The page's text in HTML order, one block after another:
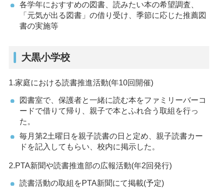
各学年におすすめの図書、読みたい本の希望調査、
「元気が出る図書」の借り受け、季節に応じた推薦図
書の実施等
大黒小学校
1.家庭における読書推進活動(年10回開催)
図書室で、保護者と一緒に読む本をファミリーバーコ
ードで借りて帰り、親子で本とふれ合う取組を行っ
た。
毎月第2土曜日を親子読書の日と定め、親子読書カー
ドを記入してもらい、校内に掲示した。
2.PTA新聞や読書推進部の広報活動(年2回発行)
読書活動の取組をPTA新聞にて掲載(予定)